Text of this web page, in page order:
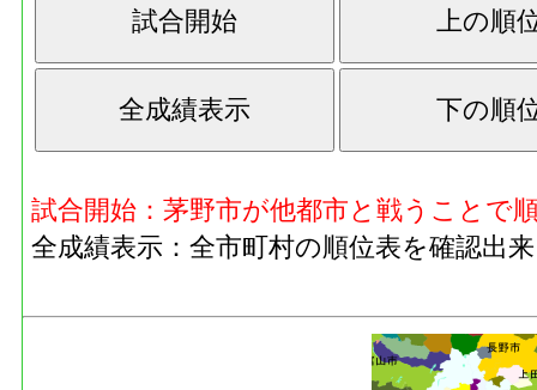
試合開始：茅野市が他都市と戦うことで
全成績表示：全市町村の順位表を確認出